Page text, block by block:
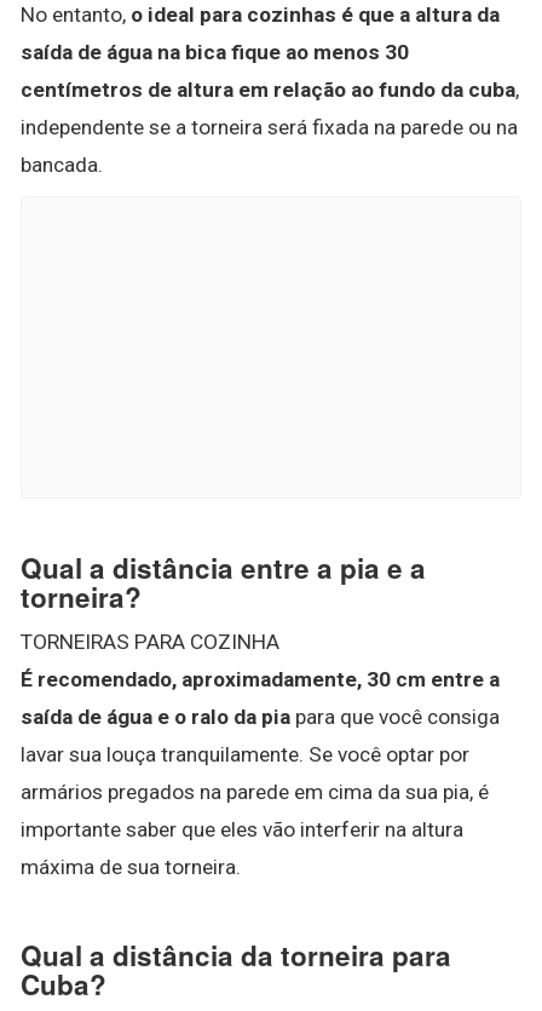
No entanto, o ideal para cozinhas é que a altura da
saída de água na bica fique ao menos 30
centímetros de altura em relação ao fundo da cuba,
independente se a torneira será fixada na parede ou na
bancada.
Qual a distância entre a pia e a
torneira?
TORNEIRAS PARA COZINHA
É recomendado, aproximadamente, 30 cm entre a
saída de água e o ralo da pia para que você consiga
lavar sua louça tranquilamente. Se você optar por
armários pregados na parede em cima da sua pia, é
importante saber que eles vão interferir na altura
máxima de sua torneira.
Qual a distância da torneira para
Cuba?